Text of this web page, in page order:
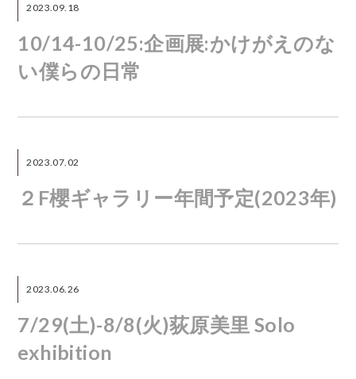
2023.09.18
10/14-10/25:企画展:かけがえのな
い僕らの日常
2023.07.02
２F櫻ギャラリー年間予定(2023年)
2023.06.26
7/29(土)-8/8(火)荻原美里 Solo
exhibition